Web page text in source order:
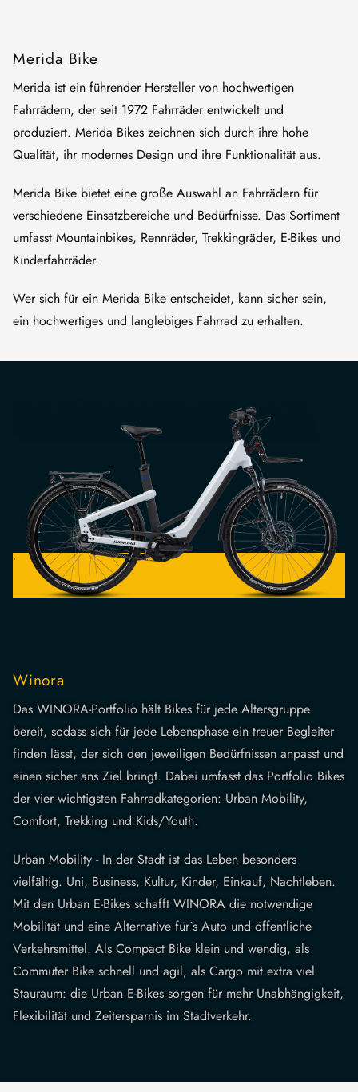
Merida Bike
Merida ist ein führender Hersteller von hochwertigen
Fahrrädern, der seit 1972 Fahrräder entwickelt und
produziert. Merida Bikes zeichnen sich durch ihre hohe
Qualität, ihr modernes Design und ihre Funktionalität aus.
Merida Bike bietet eine große Auswahl an Fahrrädern für
verschiedene Einsatzbereiche und Bedürfnisse. Das Sortiment
umfasst Mountainbikes, Rennräder, Trekkingräder, E-Bikes und
Kinderfahrräder.
Wer sich für ein Merida Bike entscheidet, kann sicher sein,
ein hochwertiges und langlebiges Fahrrad zu erhalten.
Winora
Das WINORA-Portfolio hält Bikes für jede Altersgruppe
bereit, sodass sich für jede Lebensphase ein treuer Begleiter
finden lässt, der sich den jeweiligen Bedürfnissen anpasst und
einen sicher ans Ziel bringt. Dabei umfasst das Portfolio Bikes
der vier wichtigsten Fahrradkategorien: Urban Mobility,
Comfort, Trekking und Kids/Youth.
Urban Mobility - In der Stadt ist das Leben besonders
vielfältig. Uni, Business, Kultur, Kinder, Einkauf, Nachtleben.
Mit den Urban E-Bikes schafft WINORA die notwendige
Mobilität und eine Alternative für`s Auto und öffentliche
Verkehrsmittel. Als Compact Bike klein und wendig, als
Commuter Bike schnell und agil, als Cargo mit extra viel
Stauraum: die Urban E-Bikes sorgen für mehr Unabhängigkeit,
Flexibilität und Zeitersparnis im Stadtverkehr.